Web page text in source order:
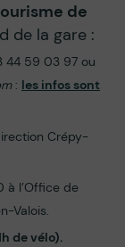
de
de la gare :
44 59 03 97 ou
: les infos sont
Crépy-
à l’Office de
Valois.
de vélo).